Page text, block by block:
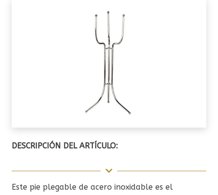
DESCRIPCIÓN DEL ARTÍCULO:
Este pie plegable de acero inoxidable es el